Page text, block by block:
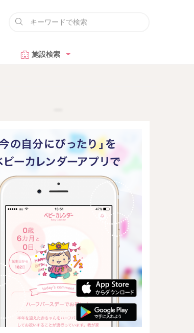
施設検索